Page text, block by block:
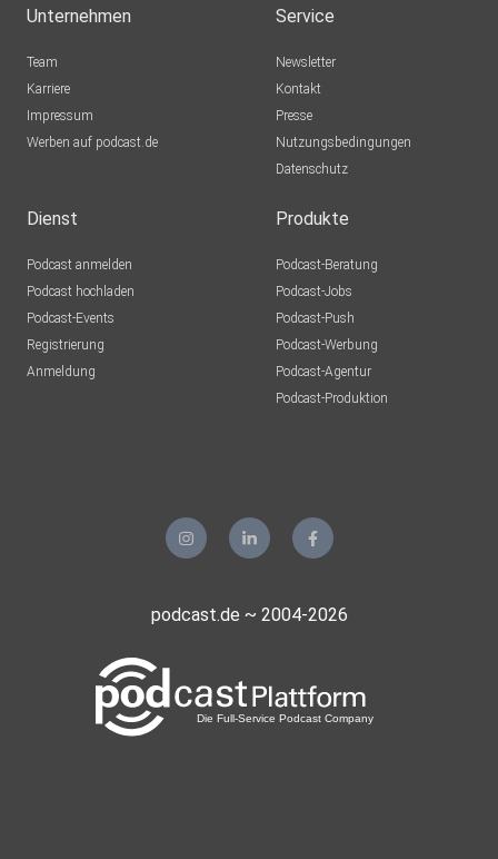
Unternehmen
Team
Karriere
Impressum
Werben auf podcast.de
Service
Newsletter
Kontakt
Presse
Nutzungsbedingungen
Datenschutz
Dienst
Podcast anmelden
Podcast hochladen
Podcast-Events
Registrierung
Anmeldung
Produkte
Podcast-Beratung
Podcast-Jobs
Podcast-Push
Podcast-Werbung
Podcast-Agentur
Podcast-Produktion
podcast.de ~ 2004-2026